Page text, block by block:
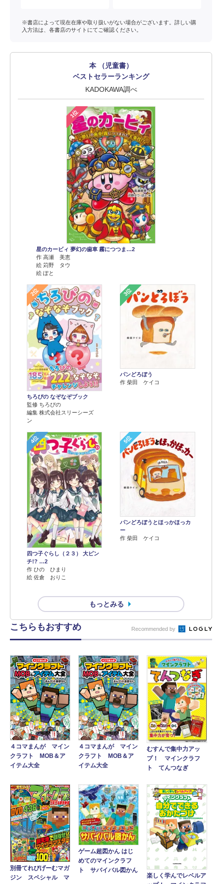
※書店によって現在在庫や取り扱いがない場合がございます。詳しい購
入方法は、各書店のサイトにてご確認ください。
本 （児童書）
ベストセラーランキング
KADOKAWA調べ
1位
星のカービィ 夢幻の歯車 霧につつま…2
作 高瀬 美恵
絵 苅野 タウ
絵 ぽと
2位
ちろぴの なぞなぞブック
監修 ちろぴの
編集 株式会社スリーシーズ
ン
3位
パンどろぼう
作 柴田 ケイコ
4位
四つ子ぐらし（２３） 大ピン
チ!? …2
作 ひの ひまり
絵 佐倉 おりこ
5位
パンどろぼうとほっかほっカ
ー
作 柴田 ケイコ
もっとみる
こちらもおすすめ Recommended by
４コマまんが マイン
クラフト MOB＆ア
イテム大全
４コマまんが マイン
クラフト MOB＆ア
イテム大全
むすんで集中力アッ
プ！ マインクラフ
ト てんつなぎ
別冊てれびげーむマガ
ジン スペシャル マ
ゲーム超図かん はじ
めてのマインクラフ
ト サバイバル図かん
楽しく学んでレベルア